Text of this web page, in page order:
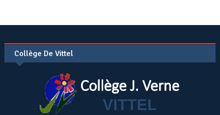
Collège De Vittel